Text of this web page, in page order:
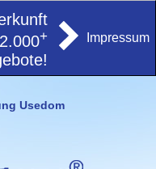
+ Impressum
Usedom